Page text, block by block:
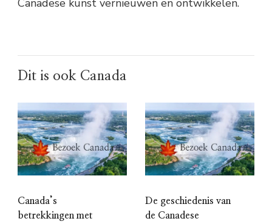
Dit is ook Canada
Canada’s
betrekkingen met
De geschiedenis van
de Canadese